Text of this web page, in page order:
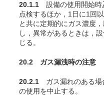
20.1.1 設備の使用開始時
点検するほか，1日に1回
と共に定期的にガス濃度
し，異常があるときは，
じる。
20.2 ガス漏洩時の注意
20.2.1 ガス漏れのある場
の使用を中止する。